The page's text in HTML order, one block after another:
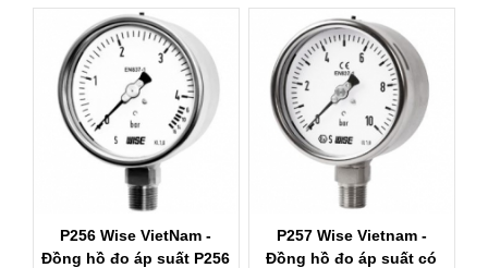
P256 Wise VietNam -
Đồng hồ đo áp suất P256
P257 Wise Vietnam -
Đồng hồ đo áp suất có